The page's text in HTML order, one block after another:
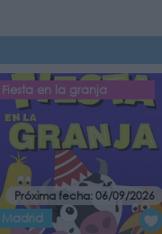
Fiesta en la granja
Próxima fecha: 06/09/2026
Madrid